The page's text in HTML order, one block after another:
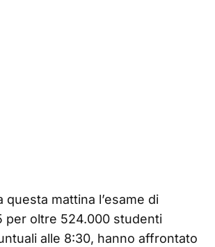
questa mattina l’esame di
per oltre 524.000 studenti
alle 8:30, hanno affrontato